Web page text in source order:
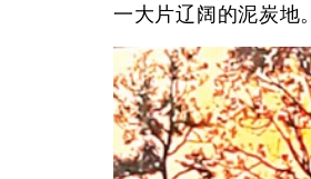
一大片辽阔的泥炭地。